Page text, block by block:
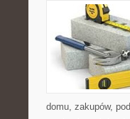
domu, zakupów,